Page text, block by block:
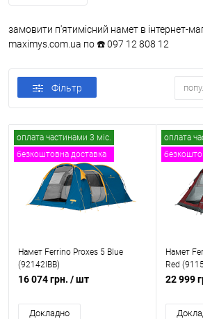
замовити п'ятимісний намет в інтернет-
maximys.com.ua по ☎️ 097 12 808 12
Фільтр
оплата частинами 3 міс.
безкоштовна доставка
Намет Ferrino Proxes 5 Blue
(92142IBB)
16 074 грн. / шт
Докладно
оплата
Намет
Red
22 999